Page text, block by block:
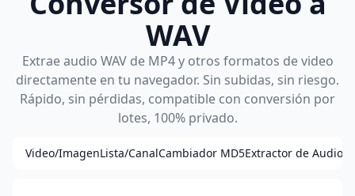
WAV
Extrae audio WAV de MP4 y otros formatos de video
directamente en tu navegador. Sin subidas, sin riesgo.
Rápido, sin pérdidas, compatible con conversión por
lotes, 100% privado.
Video/ImagenLista/CanalCambiador MD5Extractor de Audio